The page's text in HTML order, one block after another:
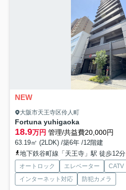
NEW
大阪市天王寺区伶人町
Fortuna yuhigaoka
18.9万円 管理/共益費20,000円
63.19㎡ (2LDK) /築6年 /12階建
地下鉄谷町線「天王寺」駅 徒歩12分
オートロック エレベーター CATV
インターネット対応
防犯カメラ